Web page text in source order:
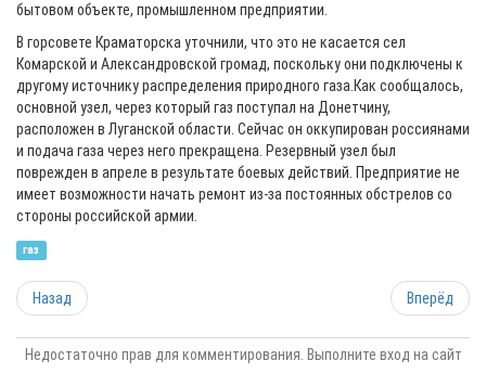
бытовом объекте, промышленном предприятии.
В горсовете Краматорска уточнили, что это не касается сел
Комарской и Александровской громад, поскольку они подключены к
другому источнику распределения природного газа.Как сообщалось,
основной узел, через который газ поступал на Донетчину,
расположен в Луганской области. Сейчас он оккупирован россиянами
и подача газа через него прекращена. Резервный узел был
поврежден в апреле в результате боевых действий. Предприятие не
имеет возможности начать ремонт из-за постоянных обстрелов со
стороны российской армии.
газ
Назад Вперёд
Недостаточно прав для комментирования. Выполните вход на сайт